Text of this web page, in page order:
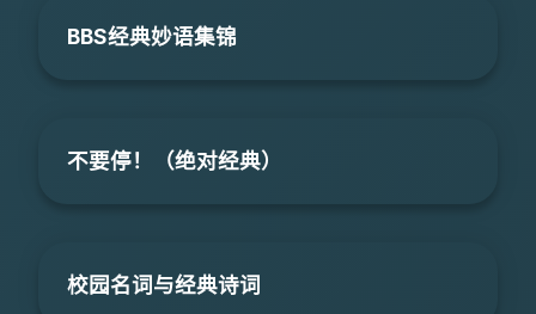
BBS经典妙语集锦
不要停！（绝对经典）
校园名词与经典诗词